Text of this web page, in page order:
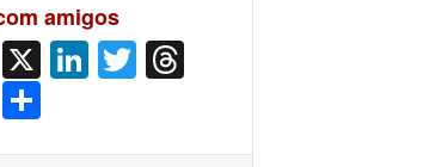
amigos
Facebook
X LinkedIn
Twitter
Copy
Link